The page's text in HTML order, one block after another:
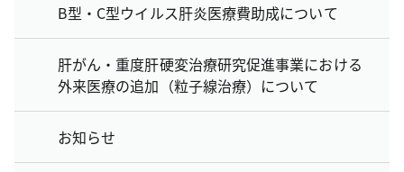
B型・C型ウイルス肝炎医療費助成について
肝がん・重度肝硬変治療研究促進事業における
外来医療の追加（粒子線治療）について
お知らせ